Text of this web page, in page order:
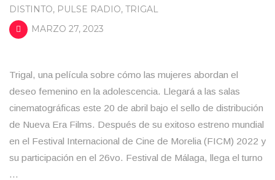
DISTINTO, PULSE RADIO, TRIGAL
MARZO 27, 2023
Trigal, una película sobre cómo las mujeres abordan el
deseo femenino en la adolescencia. Llegará a las salas
cinematográficas este 20 de abril bajo el sello de distribución
de Nueva Era Films. Después de su exitoso estreno mundial
en el Festival Internacional de Cine de Morelia (FICM) 2022 y
su participación en el 26vo. Festival de Málaga, llega el turno
…